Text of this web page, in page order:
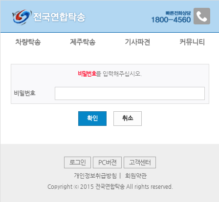
차량탁송 제주탁송 기사파견 커뮤니티
비밀번호를 입력해주십시오.
비밀번호
확인 취소
로그인 PC버젼 고객센터
개인정보취급방침 회원약관
Copyright ⓒ 2015 전국연합탁송 All rights reserved.